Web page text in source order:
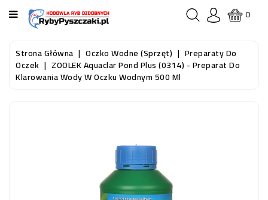
KATEGORIA
STRONA
GŁÓWNA
0
Strona Główna Oczko Wodne (sprzęt) Preparaty Do
Oczek ZOOLEK Aquaclar Pond Plus (0314) - Preparat Do
Klarowania Wody W Oczku Wodnym 500 Ml